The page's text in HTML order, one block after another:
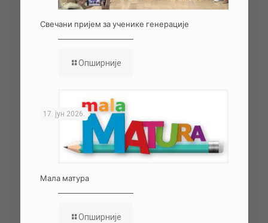
Свечани пријем за ученике генерације
Опширније
17. јун 2026.
Мала матура
Опширније